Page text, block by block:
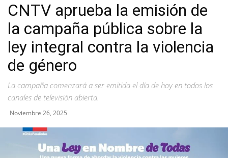
CNTV aprueba la emisión de
la campaña pública sobre la
ley integral contra la violencia
de género
La campaña comenzará a ser emitida el día de hoy en todos los
canales de televisión abierta.
Noviembre 26, 2025